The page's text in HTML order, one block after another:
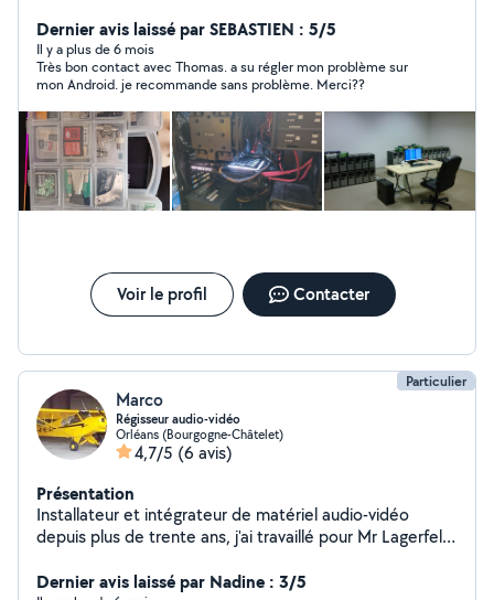
(Illustrator) et la modélisation 3D (Blender). J'aide
souvent ma famille, mes amis et mes voisins lors de la
résolution de divers problèmes en informatique et
j'assemble aussi mes ordinateurs. Je peux vous aider,
vous dépanner en informatique (PC, PC portable, sous
Windows/Mac, installation de divers périphériques) et
sur différents logiciels (suite bureautique,
programmation). Au plaisir de vous rencontrer et vous
aider !
Dernier avis laissé par SEBASTIEN : 5/5
Il y a plus de 6 mois
Très bon contact avec Thomas. a su régler mon problème sur
mon Android. je recommande sans problème. Merci??
Voir le profil Contacter
Particulier
Marco
Régisseur audio-vidéo
Orléans (Bourgogne-Châtelet)
4,7/5 (6 avis)
Présentation
Installateur et intégrateur de matériel audio-vidéo
depuis plus de trente ans, j'ai travaillé pour Mr Lagerfeld,
vous conseille en amont sur l'achat et la compatibilité
Dernier avis laissé par Nadine : 3/5